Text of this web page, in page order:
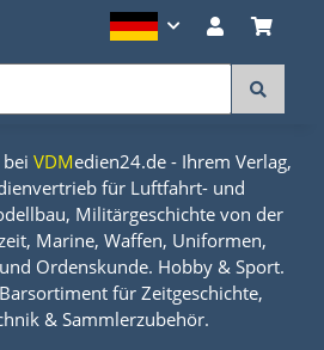
VDMedien24.de - Ihrem Verlag,
für Luftfahrt- und
Militärgeschichte von der
Marine, Waffen, Uniformen,
Ordenskunde. Hobby & Sport.
für Zeitgeschichte,
& Sammlerzubehör.